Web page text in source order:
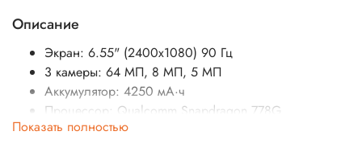
Описание
Экран: 6.55" (2400x1080) 90 Гц
3 камеры: 64 МП, 8 МП, 5 МП
Аккумулятор: 4250 мА·ч
Процессор: Qualcomm Snapdragon 778G
SIM-карты: 2
Показать полностью